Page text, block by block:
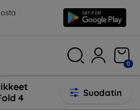
0
4
Suodatin